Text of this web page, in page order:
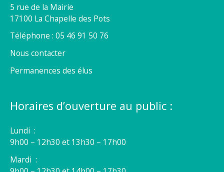
5 rue de la Mairie
17100 La Chapelle des Pots
Téléphone : 05 46 91 50 76
Nous contacter
Permanences des élus
Horaires d’ouverture au public :
Lundi :
9h00 – 12h30 et 13h30 – 17h00
Mardi :